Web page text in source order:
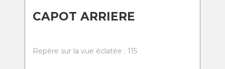
CAPOT ARRIERE
Repère sur la vue éclatée : 115